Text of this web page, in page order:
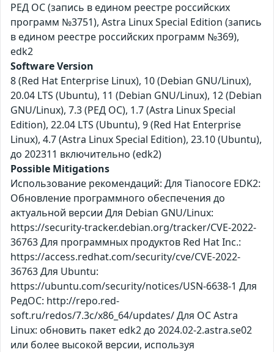
РЕД ОС (запись в едином реестре российских
программ №3751), Astra Linux Special Edition (запись
в едином реестре российских программ №369),
edk2
Software Version
8 (Red Hat Enterprise Linux), 10 (Debian GNU/Linux),
20.04 LTS (Ubuntu), 11 (Debian GNU/Linux), 12 (Debian
GNU/Linux), 7.3 (РЕД ОС), 1.7 (Astra Linux Special
Edition), 22.04 LTS (Ubuntu), 9 (Red Hat Enterprise
Linux), 4.7 (Astra Linux Special Edition), 23.10 (Ubuntu),
до 202311 включительно (edk2)
Possible Mitigations
Использование рекомендаций: Для Tianocore EDK2:
Обновление программного обеспечения до
актуальной версии Для Debian GNU/Linux:
https://security-tracker.debian.org/tracker/CVE-2022-
36763 Для программных продуктов Red Hat Inc.:
https://access.redhat.com/security/cve/CVE-2022-
36763 Для Ubuntu:
https://ubuntu.com/security/notices/USN-6638-1 Для
РедОС: http://repo.red-
soft.ru/redos/7.3c/x86_64/updates/ Для ОС Astra
Linux: обновить пакет edk2 до 2024.02-2.astra.se02
или более высокой версии, используя